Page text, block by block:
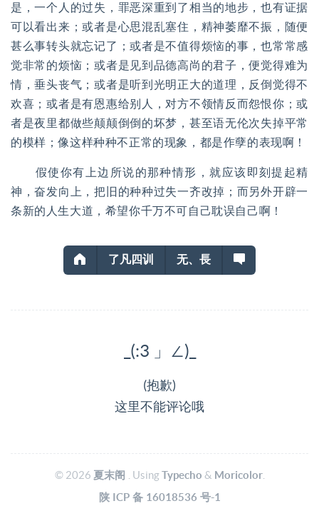
是，一个人的过失，罪恶深重到了相当的地步，也有证据
可以看出来；或者是心思混乱塞住，精神萎靡不振，随便
甚么事转头就忘记了；或者是不值得烦恼的事，也常常感
觉非常的烦恼；或者是见到品德高尚的君子，便觉得难为
情，垂头丧气；或者是听到光明正大的道理，反倒觉得不
欢喜；或者是有恩惠给别人，对方不领情反而怨恨你；或
者是夜里都做些颠颠倒倒的坏梦，甚至语无伦次失掉平常
的模样；像这样种种不正常的现象，都是作孽的表现啊！
假使你有上边所说的那种情形，就应该即刻提起精
神，奋发向上，把旧的种种过失一齐改掉；而另外开辟一
条新的人生大道，希望你千万不可自己耽误自己啊！
了凡四训 无、長
_(:3 」∠)_
(抱歉)
这里不能评论哦
© 2026 夏末阁 . UsingTypecho & Moricolor.
陕 ICP 备 16018536 号-1